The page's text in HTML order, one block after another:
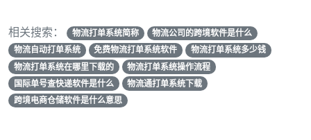
相关搜索： 物流打单系统简称
物流公司的跨境软件是什么
物流自动打单系统
免费物流打单系统软件
物流打单系统多少钱
物流打单系统在哪里下载的
物流打单系统操作流程
国际单号查快递软件是什么
物流通打单系统下载
跨境电商仓储软件是什么意思